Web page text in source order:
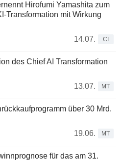
Hirofumi Yamashita zum
Transformation mit Wirkung
14.07.
CI
des Chief AI Transformation
13.07.
MT
über 30 Mrd.
19.06.
MT
für das am 31.